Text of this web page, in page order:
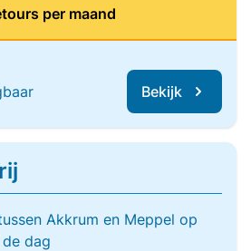
per maand
Bekijk
Akkrum en Meppel op
dag